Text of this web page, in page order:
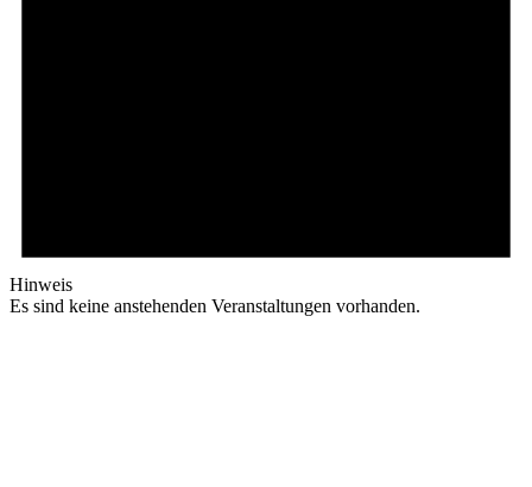
Hinweis
Es sind keine anstehenden Veranstaltungen vorhanden.